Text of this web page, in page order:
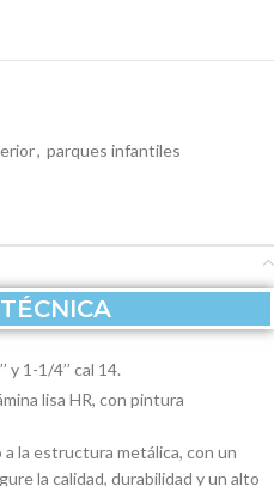
, parques infantiles
y 1-1/4’’ cal 14.
lisa HR, con pintura
la estructura metálica, con un
la calidad, durabilidad y un alto